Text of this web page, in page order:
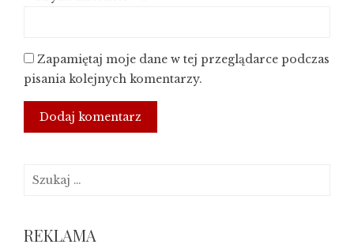
Zapamiętaj moje dane w tej przeglądarce podczas
pisania kolejnych komentarzy.
Szukaj:
REKLAMA